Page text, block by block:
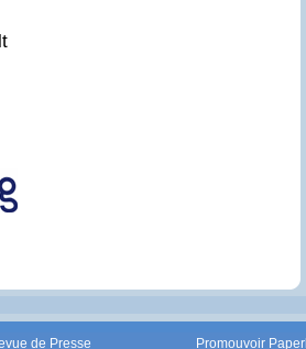
de Presse Promouvoir